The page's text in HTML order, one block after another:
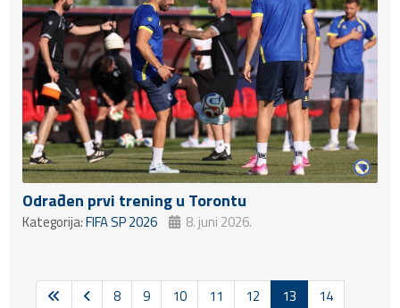
Odrađen prvi trening u Torontu
Kategorija:FIFA SP 2026 8. juni 2026.
8 9 10 11 12 13
14